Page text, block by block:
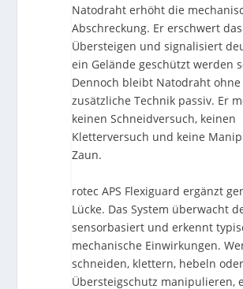
Natodraht erhöht die
Abschreckung. Er erschwert das
Übersteigen und signalisiert
ein Gelände geschützt werden
Dennoch bleibt Natodraht ohne
zusätzliche Technik passiv. Er
keinen Schneidversuch, keinen
Kletterversuch und keine
Zaun.
rotec APS Flexiguard ergänzt
Lücke. Das System überwacht
sensorbasiert und erkennt
mechanische Einwirkungen.
schneiden, klettern, hebeln
Übersteigschutz manipulieren,